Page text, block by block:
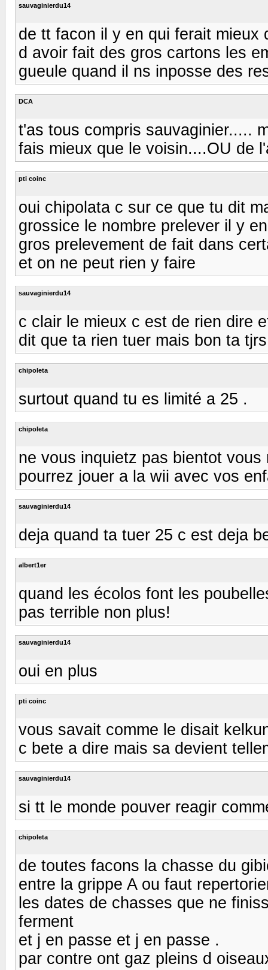
sauvaginierdu14
de tt facon il y en qui ferait mieux
d avoir fait des gros cartons les
gueule quand il ns inposse des
DCA
t'as tous compris sauvaginier.....
fais mieux que le voisin....OU de
pti coinc
oui chipolata c sur ce que tu dit
grossice le nombre prelever il y
gros prelevement de fait dans
et on ne peut rien y faire
sauvaginierdu14
c clair le mieux c est de rien dire
dit que ta rien tuer mais bon ta
chipoleta
surtout quand tu es limité a 25 .
chipoleta
ne vous inquietz pas bientot
pourrez jouer a la wii avec vos
sauvaginierdu14
deja quand ta tuer 25 c est deja
albert1er
quand les écolos font les
pas terrible non plus!
sauvaginierdu14
oui en plus
pti coinc
vous savait comme le disait
c bete a dire mais sa devient
sauvaginierdu14
si tt le monde pouver reagir
chipoleta
de toutes facons la chasse du
entre la grippe A ou faut
les dates de chasses que ne
ferment
et j en passe et j en passe .
par contre ont gaz pleins d